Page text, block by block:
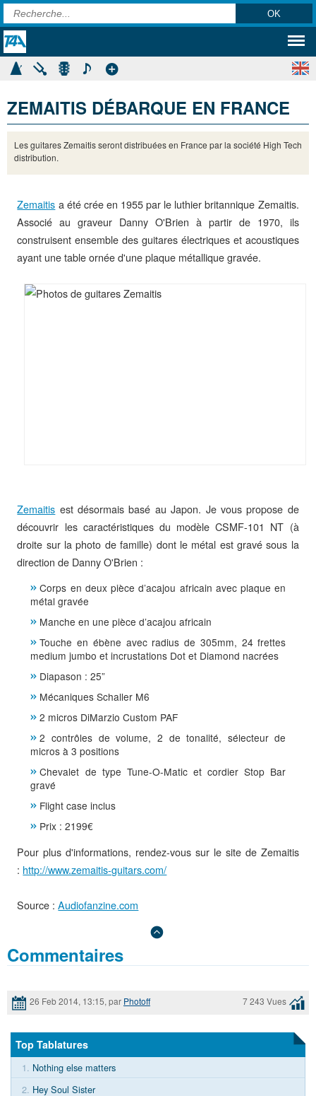
ZEMAITIS DÉBARQUE EN FRANCE
Les guitares Zemaitis seront distribuées en France par la société High Tech
distribution.
Zemaitis a été crée en 1955 par le luthier britannique Zemaitis.
Associé au graveur Danny O'Brien à partir de 1970, ils
construisent ensemble des guitares électriques et acoustiques
ayant une table ornée d'une plaque métallique gravée.
Zemaitis est désormais basé au Japon. Je vous propose de
découvrir les caractéristiques du modèle CSMF-101 NT (à
droite sur la photo de famille) dont le métal est gravé sous la
direction de Danny O'Brien :
Corps en deux pièce d’acajou africain avec plaque en
métal gravée
Manche en une pièce d’acajou africain
Touche en ébène avec radius de 305mm, 24 frettes
medium jumbo et incrustations Dot et Diamond nacrées
Diapason : 25”
Mécaniques Schaller M6
2 micros DiMarzio Custom PAF
2 contrôles de volume, 2 de tonalité, sélecteur de
micros à 3 positions
Chevalet de type Tune-O-Matic et cordier Stop Bar
gravé
Flight case inclus
Prix : 2199€
Pour plus d'informations, rendez-vous sur le site de Zemaitis
: http://www.zemaitis-guitars.com/
Source :Audiofanzine.com
Commentaires
26 Feb 2014, 13:15, par Photoff 7 243 Vues
Top Tablatures
1. Nothing else matters
2. Hey Soul Sister